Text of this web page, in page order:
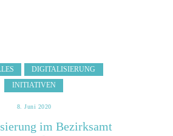
DIGITALISIERUNG
INITIATIVEN
8. Juni 2020
im Bezirksamt